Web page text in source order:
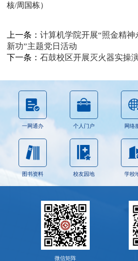
核/周国栋）
上一条： 计算机学院开展“照金精神
新功”主题党日活动
下一条： 石鼓校区开展灭火器实操
一网通办 个人门户 网络
图书资料 校友园地 学校
微信矩阵